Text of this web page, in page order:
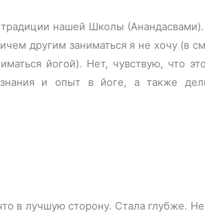
нашей Школы
другим заниматься я не хочу (в
йогой). Нет, чувствую, что
и опыт в йоге, а также
в лучшую сторону. Стала глубже.